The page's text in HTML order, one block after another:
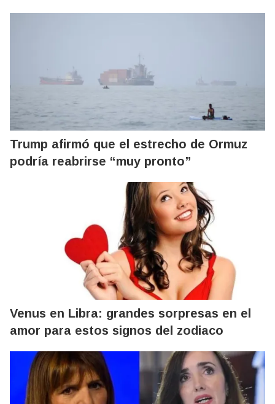
Trump afirmó que el estrecho de Ormuz
podría reabrirse “muy pronto”
Venus en Libra: grandes sorpresas en el
amor para estos signos del zodiaco